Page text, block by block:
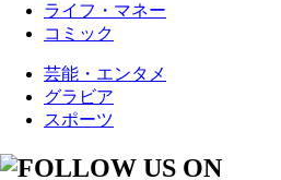
ライフ・マネー
コミック
芸能・エンタメ
グラビア
スポーツ